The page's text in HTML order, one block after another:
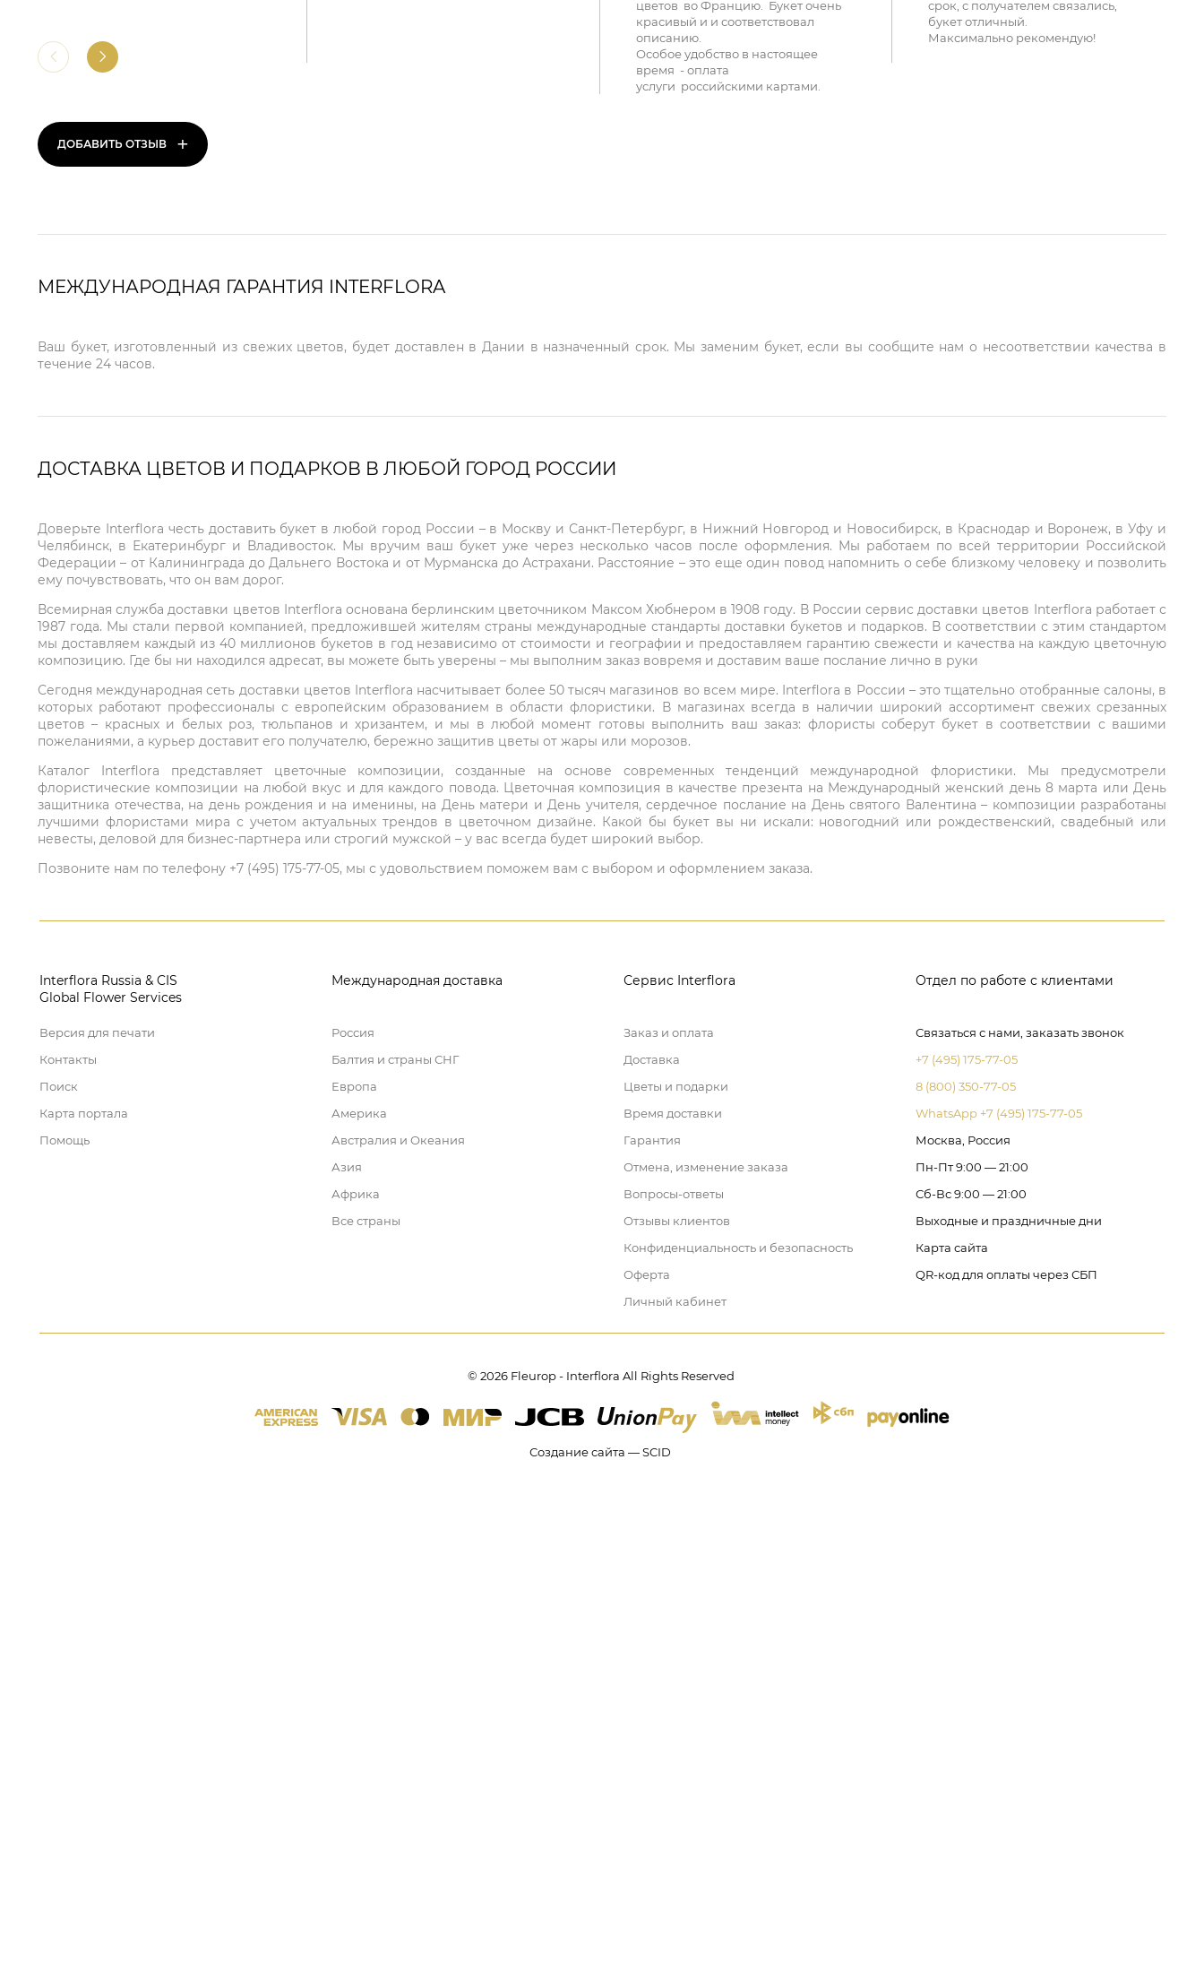
ДОБАВИТЬ ОТЗЫВ +
цветов во Францию. Букет очень
красивый и и соответствовал
описанию.
Особое удобство в настоящее
время - оплата
услуги российскими картами.
срок, с получателем связались,
букет отличный.
Максимально рекомендую!
МЕЖДУНАРОДНАЯ ГАРАНТИЯ INTERFLORA
Ваш букет, изготовленный из свежих цветов, будет доставлен в Дании в назначенный срок. Мы заменим букет, если вы сообщите нам о несоответствии качества в
течение 24 часов.
ДОСТАВКА ЦВЕТОВ И ПОДАРКОВ В ЛЮБОЙ ГОРОД РОССИИ
Доверьте Interflora честь доставить букет в любой город России – в Москву и Санкт-Петербург, в Нижний Новгород и Новосибирск, в Краснодар и Воронеж, в Уфу и
Челябинск, в Екатеринбург и Владивосток. Мы вручим ваш букет уже через несколько часов после оформления. Мы работаем по всей территории Российской
Федерации – от Калининграда до Дальнего Востока и от Мурманска до Астрахани. Расстояние – это еще один повод напомнить о себе близкому человеку и позволить
ему почувствовать, что он вам дорог.
Всемирная служба доставки цветов Interflora основана берлинским цветочником Максом Хюбнером в 1908 году. В России сервис доставки цветов Interflora работает с
1987 года. Мы стали первой компанией, предложившей жителям страны международные стандарты доставки букетов и подарков. В соответствии с этим стандартом
мы доставляем каждый из 40 миллионов букетов в год независимо от стоимости и географии и предоставляем гарантию свежести и качества на каждую цветочную
композицию. Где бы ни находился адресат, вы можете быть уверены – мы выполним заказ вовремя и доставим ваше послание лично в руки
Сегодня международная сеть доставки цветов Interflora насчитывает более 50 тысяч магазинов во всем мире. Interflora в России – это тщательно отобранные салоны, в
которых работают профессионалы с европейским образованием в области флористики. В магазинах всегда в наличии широкий ассортимент свежих срезанных
цветов – красных и белых роз, тюльпанов и хризантем, и мы в любой момент готовы выполнить ваш заказ: флористы соберут букет в соответствии с вашими
пожеланиями, а курьер доставит его получателю, бережно защитив цветы от жары или морозов.
Каталог Interflora представляет цветочные композиции, созданные на основе современных тенденций международной флористики. Мы предусмотрели
флористические композиции на любой вкус и для каждого повода. Цветочная композиция в качестве презента на Международный женский день 8 марта или День
защитника отечества, на день рождения и на именины, на День матери и День учителя, сердечное послание на День святого Валентина – композиции разработаны
лучшими флористами мира с учетом актуальных трендов в цветочном дизайне. Какой бы букет вы ни искали: новогодний или рождественский, свадебный или
невесты, деловой для бизнес-партнера или строгий мужской – у вас всегда будет широкий выбор.
Позвоните нам по телефону +7 (495) 175-77-05, мы с удовольствием поможем вам с выбором и оформлением заказа.
Interflora Russia & CIS
Global Flower Services
Версия для печати
Контакты
Поиск
Карта портала
Помощь
Международная доставка
Россия
Балтия и страны СНГ
Европа
Америка
Австралия и Океания
Азия
Африка
Все страны
Сервис Interflora
Заказ и оплата
Доставка
Цветы и подарки
Время доставки
Гарантия
Отмена, изменение заказа
Вопросы-ответы
Отзывы клиентов
Конфиденциальность и безопасность
Оферта
Личный кабинет
Отдел по работе с клиентами
Связаться с нами, заказать звонок
+7 (495) 175-77-05
8 (800) 350-77-05
WhatsApp +7 (495) 175-77-05
Москва, Россия
Пн-Пт 9:00 — 21:00
Сб-Вс 9:00 — 21:00
Выходные и праздничные дни
Карта сайта
QR-код для оплаты через СБП
© 2026 Fleurop - Interflora All Rights Reserved
Создание сайта — SCID